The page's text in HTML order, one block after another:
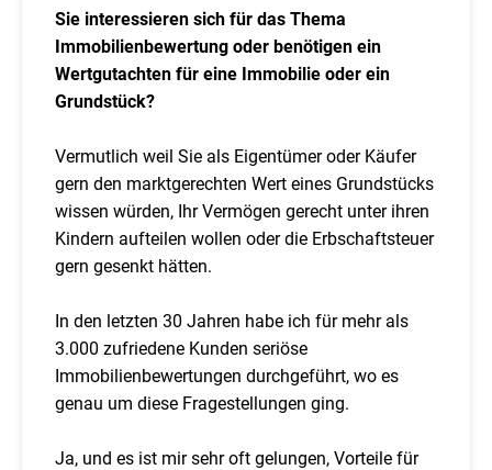
Sie interessieren sich für das Thema
Immobilienbewertung oder benötigen ein
Wertgutachten für eine Immobilie oder ein
Grundstück?
Vermutlich weil Sie als Eigentümer oder Käufer
gern den marktgerechten Wert eines Grundstücks
wissen würden, Ihr Vermögen gerecht unter ihren
Kindern aufteilen wollen oder die Erbschaftsteuer
gern gesenkt hätten.
In den letzten 30 Jahren habe ich für mehr als
3.000 zufriedene Kunden seriöse
Immobilienbewertungen durchgeführt, wo es
genau um diese Fragestellungen ging.
Ja, und es ist mir sehr oft gelungen, Vorteile für